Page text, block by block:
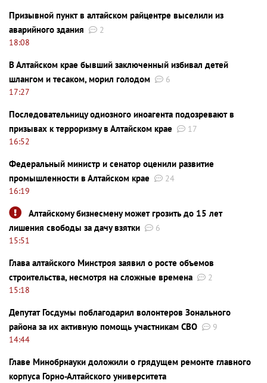
Призывной пункт в алтайском райцентре выселили из
аварийного здания
2
18:08
В Алтайском крае бывший заключенный избивал детей
шлангом и тесаком, морил голодом
6
17:27
Последовательницу одиозного иноагента подозревают в
призывах к терроризму в Алтайском крае
17
16:52
Федеральный министр и сенатор оценили развитие
промышленности в Алтайском крае
24
16:19
Алтайскому бизнесмену может грозить до 15 лет
лишения свободы за дачу взятки
6
15:51
Глава алтайского Минстроя заявил о росте объемов
строительства, несмотря на сложные времена
2
15:18
Депутат Госдумы поблагодарил волонтеров Зонального
района за их активную помощь участникам СВО
9
14:44
Главе Минобрнауки доложили о грядущем ремонте главного
корпуса Горно-Алтайского университета